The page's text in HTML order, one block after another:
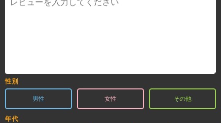
性別
男性 女性 その他
年代